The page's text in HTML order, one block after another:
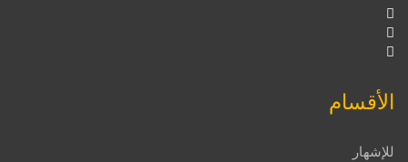
الأقسام
للإشهار